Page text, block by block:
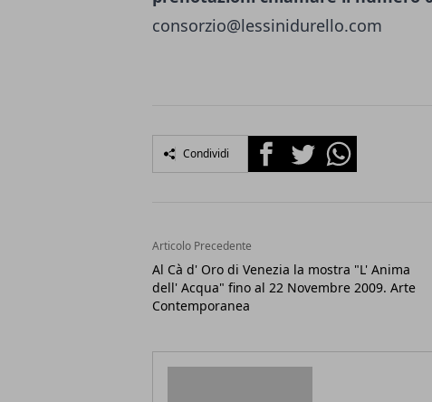
consorzio@lessinidurello.com
Condividi FacebookTwitterWhatsapp
Articolo Precedente
Al Cà d' Oro di Venezia la mostra "L' Anima
dell' Acqua" fino al 22 Novembre 2009. Arte
Contemporanea